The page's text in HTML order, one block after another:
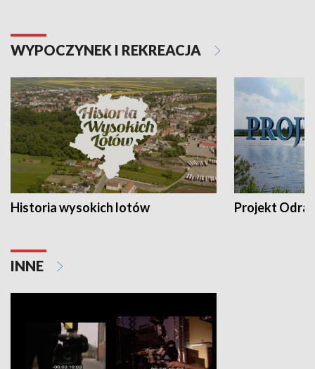
WYPOCZYNEK I REKREACJA
Historia wysokich lotów Projekt Odra
INNE